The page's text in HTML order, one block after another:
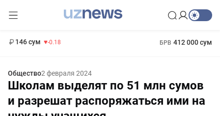
146 сум -0.18 БРВ 412 000 сум
Общество2 февраля 2024
Школам выделят по 51 млн сумов
и разрешат распоряжаться ими на